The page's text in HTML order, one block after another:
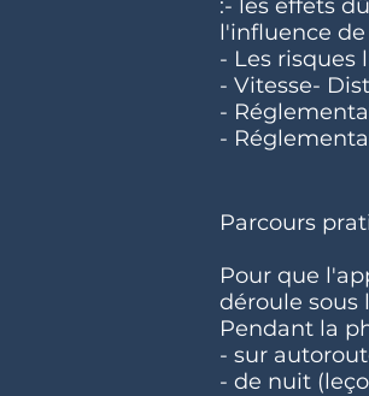
:- les effets
l'influence
- Les risques
- Vitesse-
-
-
Parcours
Pour que
déroule sous
Pendant la
- sur
- de nuit